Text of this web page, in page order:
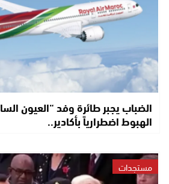
الضباب يجبر طائرة وفد “العيون
الهبوط اضطرارياً بأكادير..
مستجدات